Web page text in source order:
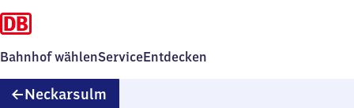
Bahnhof wählenServiceEntdecken
Neckarsulm